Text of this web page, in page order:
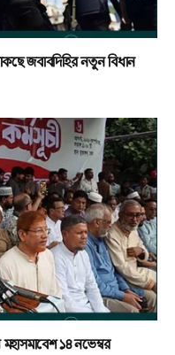
জবাবদিহির নতুন বিধান
১৪ নভেম্বর